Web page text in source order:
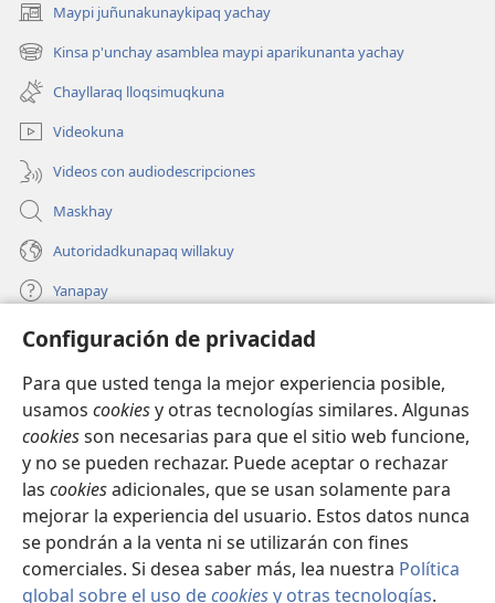
Configuración de privacidad
Para que usted tenga la mejor experiencia posible,
usamos cookiesy otras tecnologías similares. Algunas
cookiesson necesarias para que el sitio web funcione,
y no se pueden rechazar. Puede aceptar o rechazar
las cookiesadicionales, que se usan solamente para
mejorar la experiencia del usuario. Estos datos nunca
se pondrán a la venta ni se utilizarán con fines
comerciales. Si desea saber más, lea nuestra Política
global sobre el uso decookiesy otras tecnologías.
Maypi juñunakunaykipaq yachay
(abre
una
nueva
ventana)
Kinsa p'unchay asamblea maypi aparikunanta yachay
(abre
una
nueva
ventana)
Chayllaraq lloqsimuqkuna
Videokuna
Videos con audiodescripciones
Maskhay
Autoridadkunapaq willakuy
Yanapay
Donacionta churanapaq
una
ventana)
INTERNETPI QELQANCHISKUNA Watchtower™
(abre
una
nueva
ventana)
JW Hub
(abre
una
nueva
ventana)
JW Library ®